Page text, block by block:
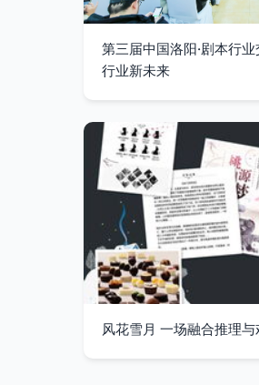
第三届中国洛阳·剧本行
行业新未来
风花雪月 一场融合推理